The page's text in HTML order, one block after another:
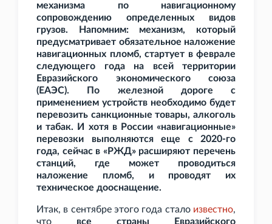
механизма по навигационному
сопровождению определенных видов
грузов. Напомним: механизм, который
предусматривает обязательное наложение
навигационных пломб, стартует в феврале
следующего года на всей территории
Евразийского экономического союза
(ЕАЭС). По железной дороге с
применением устройств необходимо будет
перевозить санкционные товары, алкоголь
и табак. И хотя в России «навигационные»
перевозки выполняются еще с 2020-го
года, сейчас в «РЖД» расширяют перечень
станций, где может проводиться
наложение пломб, и проводят их
техническое дооснащение.
Итак, в сентябре этого года стало известно,
что все страны Евразийского